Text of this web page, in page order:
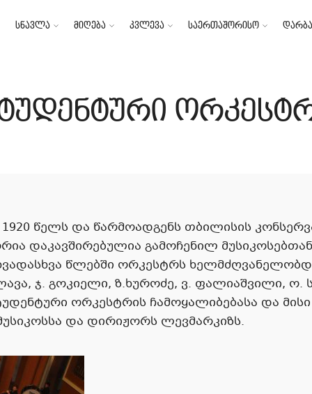
სწავლა მიღება კვლევა საერთაშორისო
წელს და წარმოადგენს თბილისის
დაკავშირებულია გამოჩენილ
წლებში ორკესტრს
ჯ. გოკიელი, ზ.ხუროძე, ვ. ფალიაშვილი, ო.
ორკესტრის ჩამოყალიბებასა და
და დირიჟორს ლევმარკიზს.